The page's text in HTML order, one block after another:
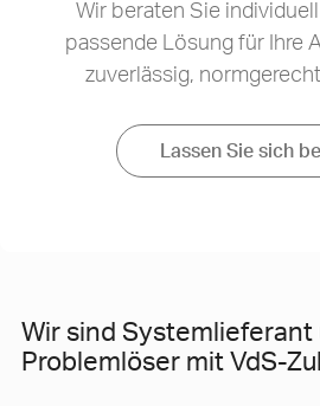
Wir beraten Sie
passende Lösung für Ihre
zuverlässig,
Lassen Sie sich
Wir sind Systemlieferant
Problemlöser mit VdS-